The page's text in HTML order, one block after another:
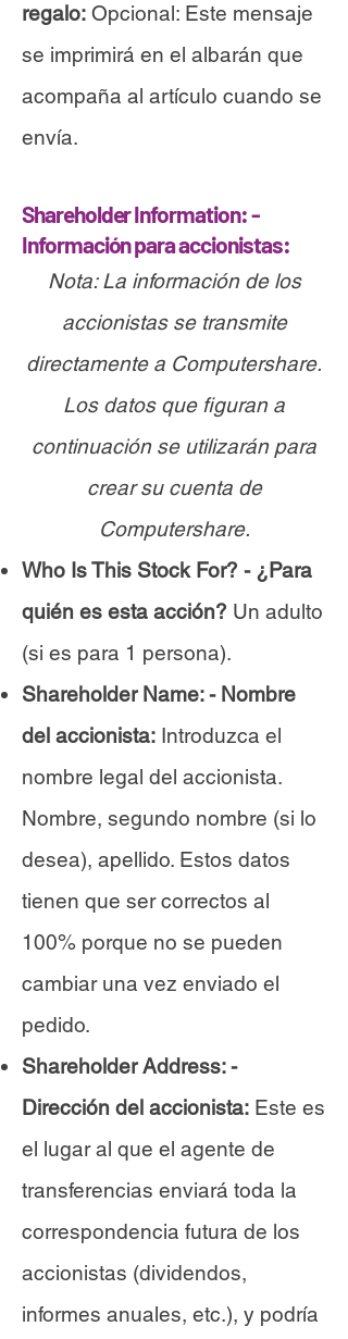
regalo: Opcional: Este mensaje
se imprimirá en el albarán que
acompaña al artículo cuando se
envía.
Shareholder Information: -
Información para accionistas:
Nota: La información de los
accionistas se transmite
directamente a Computershare.
Los datos que figuran a
continuación se utilizarán para
crear su cuenta de
Computershare.
Who Is This Stock For? - ¿Para
quién es esta acción? Un adulto
(si es para 1 persona).
Shareholder Name: - Nombre
del accionista: Introduzca el
nombre legal del accionista.
Nombre, segundo nombre (si lo
desea), apellido. Estos datos
tienen que ser correctos al
100% porque no se pueden
cambiar una vez enviado el
pedido.
Shareholder Address: -
Dirección del accionista: Este es
el lugar al que el agente de
transferencias enviará toda la
correspondencia futura de los
accionistas (dividendos,
informes anuales, etc.), y podría